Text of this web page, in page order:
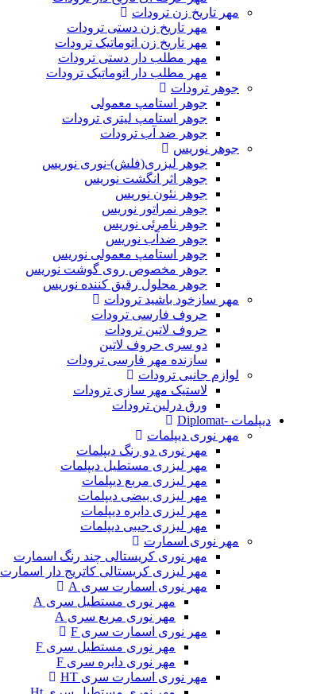
مهر تاریخ زن ترودات
مهر تاریخ زن دستی ترودات
مهر تاریخ زن اتوماتیک ترودات
مهر مطلب دار دستی ترودات
مهر مطلب دار اتوماتیک ترودات
جوهر ترودات
جوهر استامپ معمولی
جوهر استامپ لیتری ترودات
جوهر ضد آب ترودات
جوهر نوریس
جوهر لیزری(فلش)-نوری نوریس
جوهر اثر انگشت نوریس
جوهر نئون نوریس
جوهر نمراتور نوریس
جوهر نامرئی نوریس
جوهر ضدآب نوریس
جوهر استامپ معمولی نوریس
جوهر مخصوص روی گوشت نوریس
جوهر محلول رقیق کننده نوریس
مهر سازخود باشید ترودات
حروف فارسی ترودات
حروف لاتین ترودات
دو سری حروف لاتین
سازنده مهر فارسی ترودات
لوازم جانبی ترودات
لاستیک مهر سازی ترودات
ورق درلین ترودات
دیپلمات -Diplomat
مهر نوری دیپلمات
مهر نوری دو رنگ دیپلمات
مهر لیزری مستطیل دیپلمات
مهر لیزری مربع دیپلمات
مهر لیزری بیضی دیپلمات
مهر لیزری دایره دیپلمات
مهر لیزری جیبی دیپلمات
مهر نوری اسمارت
مهر نوری کریستالی چند رنگ اسمارت
مهر لیزری کریستالی کاتریج دار اسمارت
مهر نوری اسمارت سری A
مهر نوری مستطیل سری A
مهر نوری مربع سری A
مهر نوری اسمارت سری F
مهر نوری مستطیل سری F
مهر نوری دایره سری F
مهر نوری اسمارت سری HT